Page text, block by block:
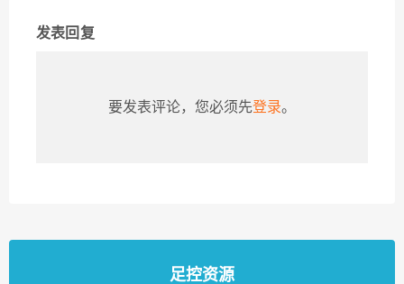
发表回复
要发表评论，您必须先登录。
足控资源